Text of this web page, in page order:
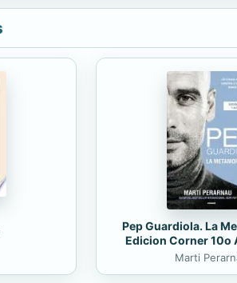
Pep Guardiola. La
Edicion Corner 10o
Marti